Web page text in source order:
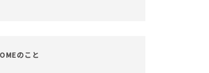
のこと